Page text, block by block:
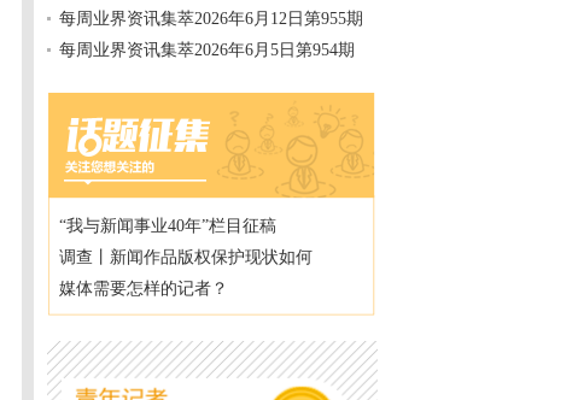
每周业界资讯集萃2026年6月12日第955期
每周业界资讯集萃2026年6月5日第954期
“我与新闻事业40年”栏目征稿
调查丨新闻作品版权保护现状如何
媒体需要怎样的记者？